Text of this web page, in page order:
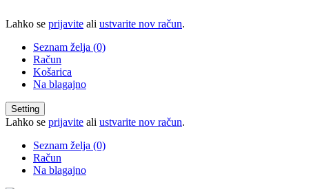
Lahko se prijavite ali ustvarite nov račun.
Seznam želja (0)
Račun
Košarica
Na blagajno
Setting
Lahko se prijavite ali ustvarite nov račun.
Seznam želja (0)
Račun
Na blagajno